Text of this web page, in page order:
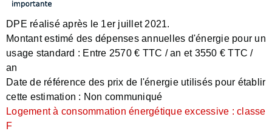
DPE réalisé après le 1er juillet 2021.
Montant estimé des dépenses annuelles d'énergie pour un
usage standard : Entre 2570 € TTC / an et 3550 € TTC /
an
Date de référence des prix de l'énergie utilisés pour établir
cette estimation : Non communiqué
Logement à consommation énergétique excessive : classe
F